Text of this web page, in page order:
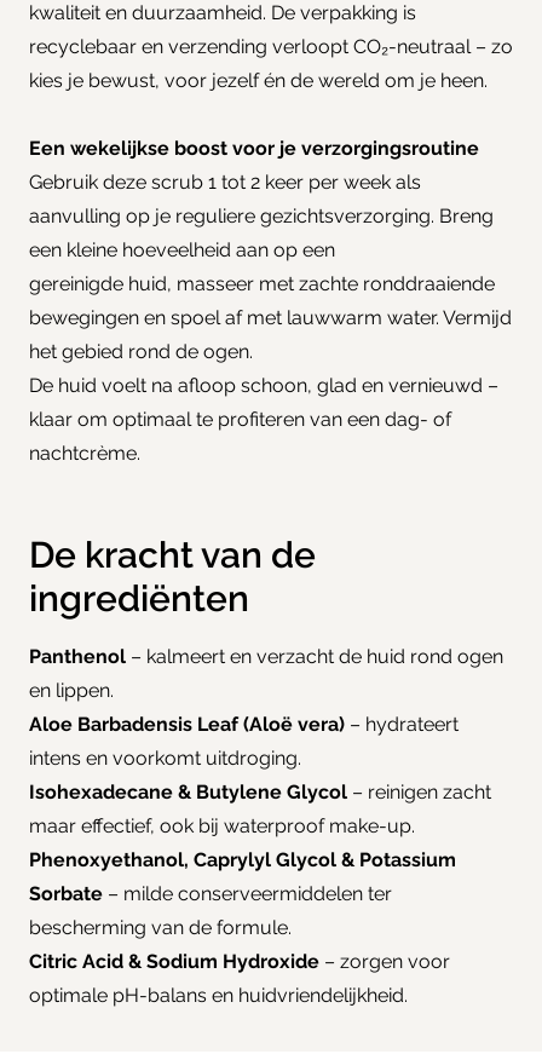
kwaliteit en duurzaamheid. De verpakking is
recyclebaar en verzending verloopt CO₂-neutraal – zo
kies je bewust, voor jezelf én de wereld om je heen.
Een wekelijkse boost voor je verzorgingsroutine
Gebruik deze scrub 1 tot 2 keer per week als
aanvulling op je reguliere gezichtsverzorging. Breng
een kleine hoeveelheid aan op een
gereinigde huid, masseer met zachte ronddraaiende
bewegingen en spoel af met lauwwarm water. Vermijd
het gebied rond de ogen.
De huid voelt na afloop schoon, glad en vernieuwd –
klaar om optimaal te profiteren van een dag- of
nachtcrème.
De kracht van de
ingrediënten
Panthenol – kalmeert en verzacht de huid rond ogen
en lippen.
Aloe Barbadensis Leaf (Aloë vera) – hydrateert
intens en voorkomt uitdroging.
Isohexadecane & Butylene Glycol – reinigen zacht
maar effectief, ook bij waterproof make-up.
Phenoxyethanol, Caprylyl Glycol & Potassium
Sorbate – milde conserveermiddelen ter
bescherming van de formule.
Citric Acid & Sodium Hydroxide – zorgen voor
optimale pH-balans en huidvriendelijkheid.